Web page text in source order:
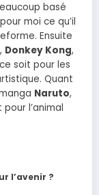
basé
moi ce qu’il
Ensuite
, Donkey Kong,
soit pour les
Quant
Naruto,
l’animal
l’avenir ?